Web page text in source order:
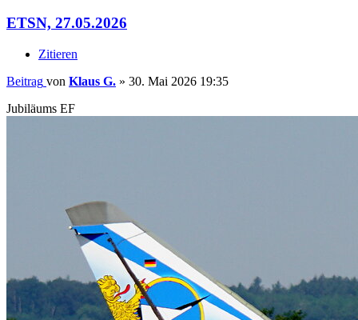
ETSN, 27.05.2026
Zitieren
Beitrag von Klaus G. » 30. Mai 2026 19:35
Jubiläums EF